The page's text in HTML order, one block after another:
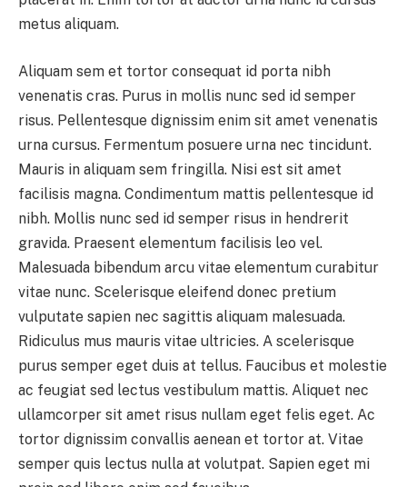
metus aliquam.
Aliquam sem et tortor consequat id porta nibh
venenatis cras. Purus in mollis nunc sed id semper
risus. Pellentesque dignissim enim sit amet venenatis
urna cursus. Fermentum posuere urna nec tincidunt.
Mauris in aliquam sem fringilla. Nisi est sit amet
facilisis magna. Condimentum mattis pellentesque id
nibh. Mollis nunc sed id semper risus in hendrerit
gravida. Praesent elementum facilisis leo vel.
Malesuada bibendum arcu vitae elementum curabitur
vitae nunc. Scelerisque eleifend donec pretium
vulputate sapien nec sagittis aliquam malesuada.
Ridiculus mus mauris vitae ultricies. A scelerisque
purus semper eget duis at tellus. Faucibus et molestie
ac feugiat sed lectus vestibulum mattis. Aliquet nec
ullamcorper sit amet risus nullam eget felis eget. Ac
tortor dignissim convallis aenean et tortor at. Vitae
semper quis lectus nulla at volutpat. Sapien eget mi